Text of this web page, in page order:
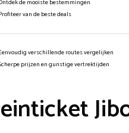
de mooiste bestemmingen
van de beste deals
verschillende routes vergelijken
prijzen en gunstige vertrektijden